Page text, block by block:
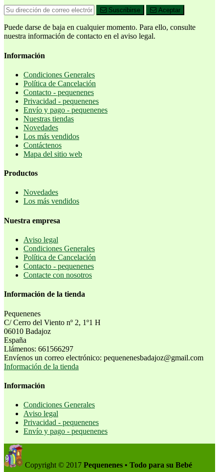
Suscribirse Aceptar
Puede darse de baja en cualquier momento. Para ello, consulte
nuestra información de contacto en el aviso legal.
Información
Condiciones Generales
Política de Cancelación
Contacto - pequenenes
Privacidad - pequenenes
Envío y pago - pequenenes
Nuestras tiendas
Novedades
Los más vendidos
Contáctenos
Mapa del sitio web
Productos
Novedades
Los más vendidos
Nuestra empresa
Aviso legal
Condiciones Generales
Política de Cancelación
Contacto - pequenenes
Contacte con nosotros
Información de la tienda
Pequenenes
C/ Cerro del Viento nº 2, 1º1 H
06010 Badajoz
España
Llámenos: 661566297
Envíenos un correo electrónico: pequenenesbadajoz@gmail.com
Información de la tienda
Información
Condiciones Generales
Aviso legal
Privacidad - pequenenes
Envío y pago - pequenenes
Copyright © 2017 Pequenenes • Todo para su Bebé